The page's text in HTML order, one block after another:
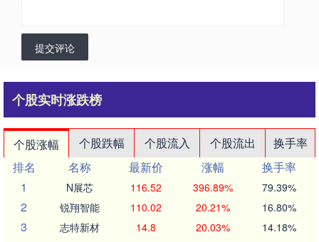
提交评论
个股实时涨跌榜
个股涨幅 个股跌幅 个股流入 个股流出
换手率
排名
名称 最新价 涨幅
换手率
1
N展芯 116.52 396.89% 79.39%
2 锐翔智能 110.02 20.21% 16.80%
3 志特新材 14.8 20.03% 14.18%